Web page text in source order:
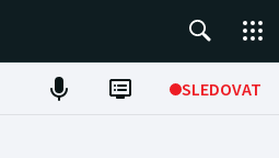
SLEDOVAT